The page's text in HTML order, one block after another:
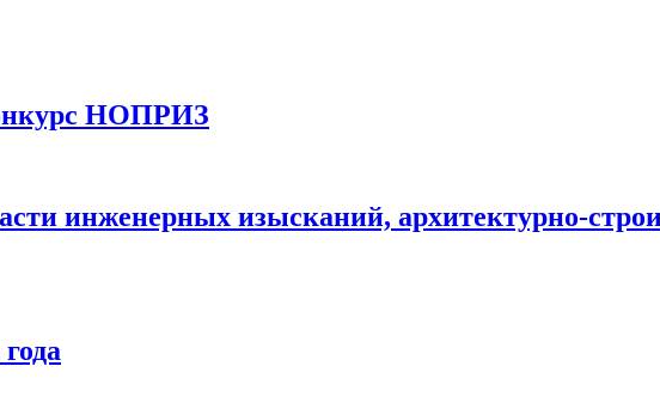
НОПРИЗ
инженерных изысканий, архитектурно-